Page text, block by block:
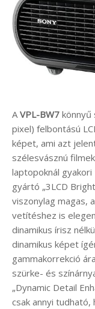
A VPL-BW7 könnyű
pixel) felbontású
képet, ami azt
szélesvásznú
laptopoknál
gyártó „3LCD
viszonylag magas,
vetítéshez is
dinamikus írisz
dinamikus képet
gammakorrekció
szürke- és
„Dynamic Detail
csak annyi